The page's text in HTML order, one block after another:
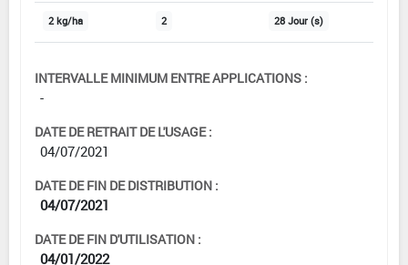
2 kg/ha 2 28 Jour (s)
INTERVALLE MINIMUM ENTRE APPLICATIONS :
-
DATE DE RETRAIT DE L'USAGE :
04/07/2021
DATE DE FIN DE DISTRIBUTION :
04/07/2021
DATE DE FIN D'UTILISATION :
04/01/2022